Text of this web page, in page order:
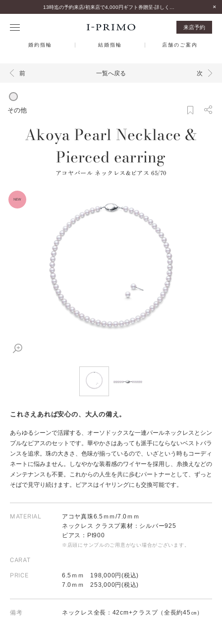
来店予約
婚約指輪 結婚指輪 店舗のご案内
前 一覧へ戻る 次
その他
Akoya Pearl Necklace &
Pierced earring
アコヤパール ネックレス&ピアス 65/70
NEW
これさえあれば安心の、大人の備え。
あらゆるシーンで活躍する、オーソドックスな一連パールネックレスとシン
プルなピアスのセットです。華やかさはあっても派手にならないベストバラ
ンスを追求。珠の大きさ、色味が揃っているので、いざという時もコーディ
ネートに悩みません。しなやかな装着感のワイヤーを採用し、糸換えなどの
メンテナンスも不要。これからの人生を共に歩むパートナーとして、ずっと
そばで見守り続けます。ピアスはイヤリングにも交換可能です。
MATERIAL
アコヤ真珠6.5ｍｍ/7.0ｍｍ
ネックレス クラスプ素材：シルバー925
ピアス：Pt900
※店頭にサンプルのご用意がない場合がございます。
CARAT
PRICE
6.5ｍｍ 198,000円(税込)
7.0ｍｍ 253,000円(税込)
備考
ネックレス全長：42cm+クラスプ（全長約45㎝）